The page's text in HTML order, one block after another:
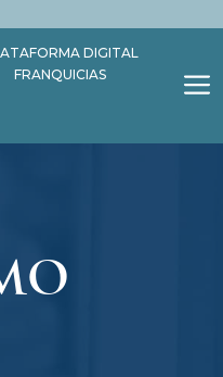
DIGITAL
FRANQUICIAS